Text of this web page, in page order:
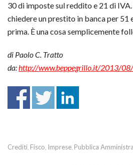
30 di imposte sul reddito e 21 di
chiedere un prestito in banca per 51
prima. È una cosa semplicemente
di Paolo C. Tratto
da:http://www.beppegrillo.it/2013/
Crediti, Fisco, Imprese, Pubblica